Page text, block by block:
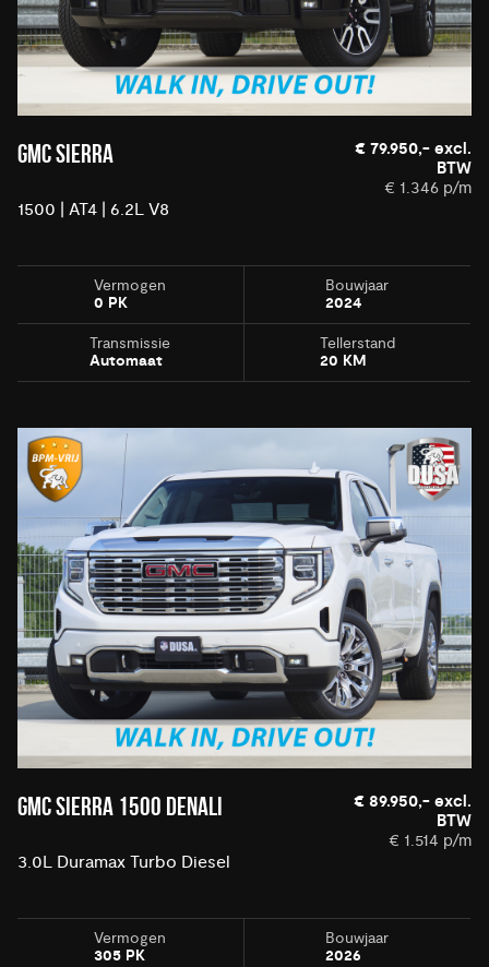
GMC SIERRA
1500 | AT4 | 6.2L V8
€ 79.950,- excl.
BTW
€ 1.346 p/m
Vermogen
0 PK
Bouwjaar
2024
Transmissie
Automaat
Tellerstand
20 KM
GMC SIERRA 1500 DENALI
3.0L Duramax Turbo Diesel
€ 89.950,- excl.
BTW
€ 1.514 p/m
Vermogen
305 PK
Bouwjaar
2026